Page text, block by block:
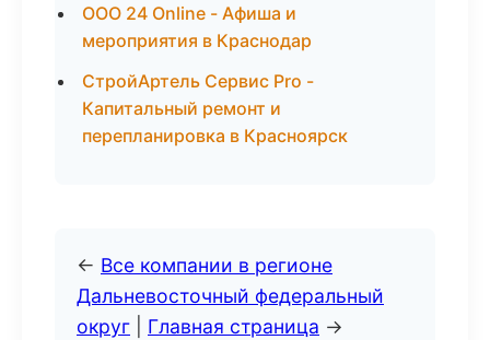
ООО 24 Online - Афиша и
мероприятия в Краснодар
СтройАртель Сервис Pro -
Капитальный ремонт и
перепланировка в Красноярск
← Все компании в регионе
Дальневосточный федеральный
округ
Главная страница →